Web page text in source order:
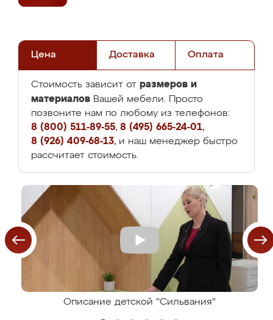
Цена Доставка Оплата
Стоимость зависит от размеров и
материалов Вашей мебели. Просто
позвоните нам по любому из телефонов:
8 (800) 511-89-55, 8 (495) 665-24-01,
8 (926) 409-68-13, и наш менеджер быстро
рассчитает стоимость.
Описание детской "Сильвания"